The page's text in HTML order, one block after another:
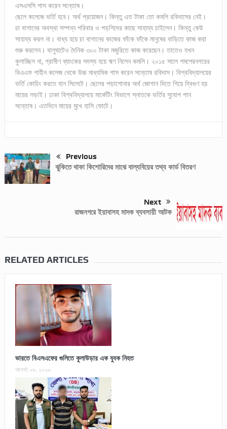
এসএসসি পাস করেন সন্তোষ।
ছেলে কলেজে ভর্তি হবে। অর্থ প্রয়োজন। কিন্তু এত টাকা তো কমলি রবিদাসের নেই।
চা বাগানের অবস্থা সম্পন্ন পরিবার ও পড়শিদের কাছে সাহায্য চাইলেন। কিন্তু কেউ
সাহায্য করল না। বাধ্য হয়ে চা বাগানের কাজের ফাঁকে ফাঁকে মানুষের বাড়িতে কাজ করা
শুরু করলেন। বালুঘাটেও দৈনিক ৩০০ টাকা মজুরিতে কাজ করেছেন। তাতেও যখন
কুলাচ্ছিল না, গ্রামীণ ব্যাংকের সদস্য হয়ে ঋণ নিলেন কমলি। ২০১৫ সালে শমশেরনগরের
বিএএফ শাহীন কলেজ থেকে উচ্চ মাধ্যমিক পাস করেন সন্তোষ রবিদাস। বিশ্ববিদ্যালয়ের
ভর্তি কোচিং করতে যান সিলেটে। ছেলের পড়াশোনার অর্থ জোগান দিতে গিয়ে দ্বিগুণ হয়
মায়ের লড়াই। ঢাকা বিশ্ববিদ্যালয়ে মার্কেটিং বিভাগে স্নাতকে ভর্তির সুযোগ পান
সন্তোষ। এতদিনে মায়ের মুখে হাসি ফোটে।
Previous
ঝুকিতে থাকা কিশোরিদের মাঝে বাল্যবিয়ের তথ্য কার্ড বিতরণ
Next
রাজনগরে ইয়াবাসহ মাদক ব্যবসায়ী আটক
RELATED ARTICLES
ভারতে বিএসএফের গুলিতে কুলাউড়ার এক যুবক নিহত
আগস্ট ০৯, ২০২৬